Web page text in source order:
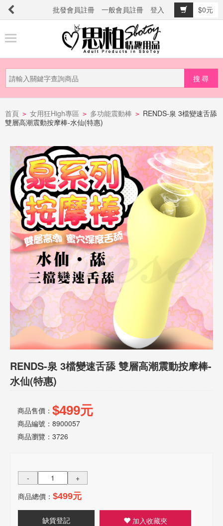
批發會員註冊 一般會員註冊 登入
$0元
品
新
品
上
提
防
詐
騙
電
話
或
簡
訊
批
發
說
明
首頁 > 女用狂High專區 > 多功能震動棒 > RENDS-泉 3檔變速舌舔
雙層高潮震動按摩棒-水仙(特惠)
RENDS-泉 3檔變速舌舔 雙層高潮震動按摩棒-
水仙(特惠)
商品售價： $499元
商品編號：8900057
商品瀏覽： 3726
-
+
商品總價： $499元
缺貨登記 加入收藏夾